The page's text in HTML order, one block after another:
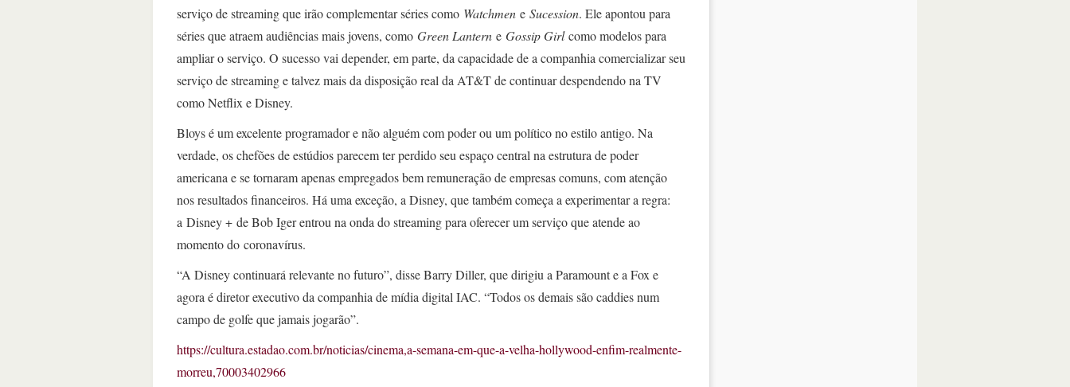
serviço de streaming que irão complementar séries como Watchmen e Sucession. Ele apontou para
séries que atraem audiências mais jovens, como Green Lantern e Gossip Girlcomo modelos para
ampliar o serviço. O sucesso vai depender, em parte, da capacidade de a companhia comercializar seu
serviço de streaming e talvez mais da disposição real da AT&T de continuar despendendo na TV
como Netflix e Disney.
Bloys é um excelente programador e não alguém com poder ou um político no estilo antigo. Na
verdade, os chefões de estúdios parecem ter perdido seu espaço central na estrutura de poder
americana e se tornaram apenas empregados bem remuneração de empresas comuns, com atenção
nos resultados financeiros. Há uma exceção, a Disney, que também começa a experimentar a regra:
a Disney + de Bob Iger entrou na onda do streaming para oferecer um serviço que atende ao
momento do coronavírus.
“A Disney continuará relevante no futuro”, disse Barry Diller, que dirigiu a Paramount e a Fox e
agora é diretor executivo da companhia de mídia digital IAC. “Todos os demais são caddies num
campo de golfe que jamais jogarão”.
https://cultura.estadao.com.br/noticias/cinema,a-semana-em-que-a-velha-hollywood-enfim-realmente-
morreu,70003402966